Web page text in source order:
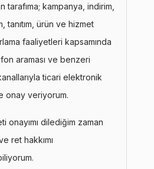
tarafıma; kampanya, indirim,
tanıtım, ürün ve hizmet
faaliyetleri kapsamında
araması ve benzeri
ticari elektronik
onay veriyorum.
onayımı dilediğim zaman
ret hakkımı